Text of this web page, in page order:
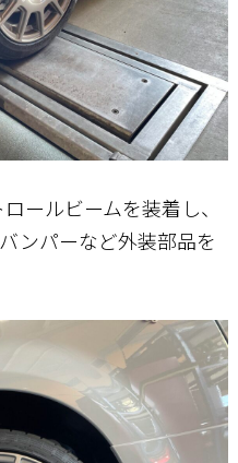
ールビームを装着し、
ンパーなど外装部品を